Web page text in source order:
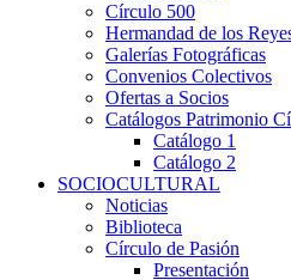
Círculo 500
Hermandad de los
Galerías Fotográficas
Convenios Colectivos
Ofertas a Socios
Catálogos Patrimonio
Catálogo 1
Catálogo 2
SOCIOCULTURAL
Noticias
Biblioteca
Círculo de Pasión
Presentación